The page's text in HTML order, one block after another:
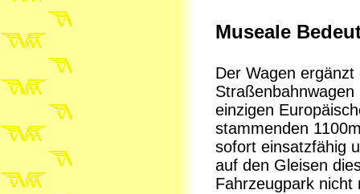
Museale
Der Wagen
einzigen
stammenden
sofort einsatzfähig
auf den Gleisen
Fahrzeugpark nicht